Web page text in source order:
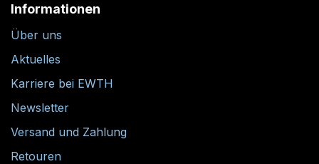
Informationen
Über uns
Aktuelles
Karriere bei EWTH
Newsletter
Versand und Zahlung
Retouren